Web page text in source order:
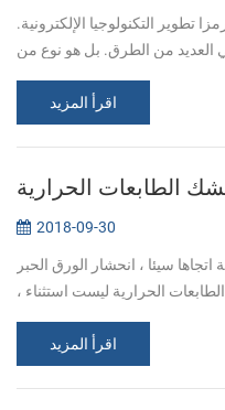
التكنولوجيا الإلكترونية.
العديد من الطرق. بل هو نوع من
اقرأ المزيد
2018-09-30
سيئا ، انحشار الورق الحبر
الحرارية ليست استثناء ،
اقرأ المزيد